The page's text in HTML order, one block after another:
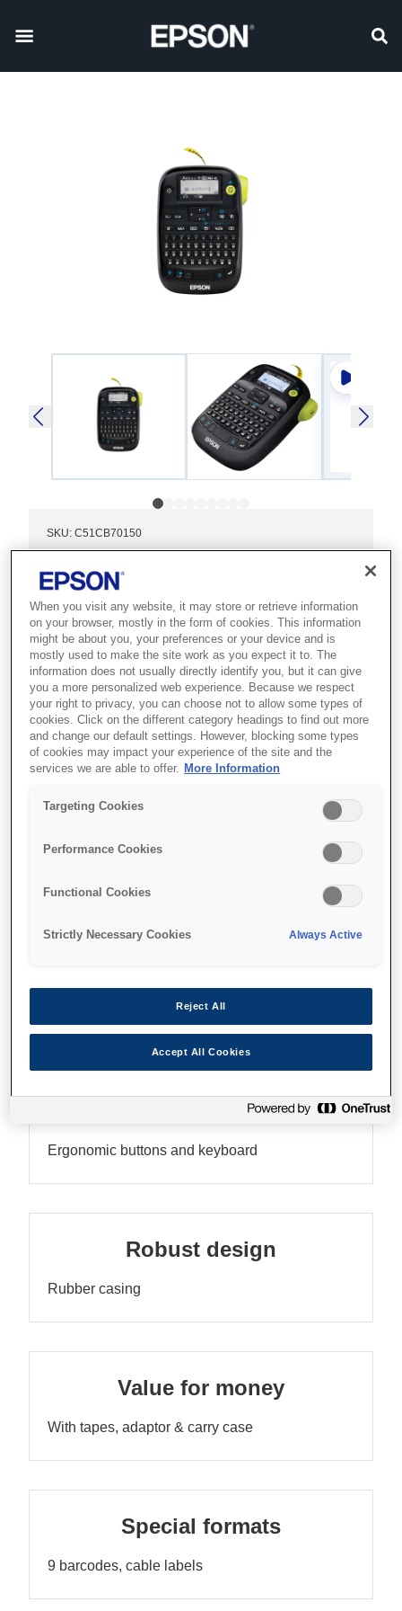
SKU: C51CB70150
LabelWorks LW-400VP
(Cyrillic)
Best for offices and home users who
need a versatile label maker for
professional, durable labelling.
Professional labelling
Easy to use
Функції
Easy to operate
Ergonomic buttons and keyboard
Robust design
Rubber casing
Value for money
With tapes, adaptor & carry case
Special formats
9 barcodes, cable labels
When you visit any website, it may store or retrieve information
on your browser, mostly in the form of cookies. This information
might be about you, your preferences or your device and is
mostly used to make the site work as you expect it to. The
information does not usually directly identify you, but it can give
you a more personalized web experience. Because we respect
your right to privacy, you can choose not to allow some types of
cookies. Click on the different category headings to find out more
and change our default settings. However, blocking some types
of cookies may impact your experience of the site and the
services we are able to offer.
More Information
Targeting Cookies
Performance Cookies
Functional Cookies
Strictly Necessary Cookies Always Active
Reject All
Accept All Cookies